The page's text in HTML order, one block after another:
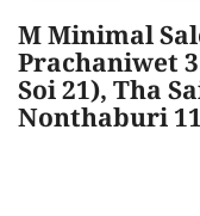
M Minimal
Prachaniwet
Soi 21), Tha
Nonthaburi